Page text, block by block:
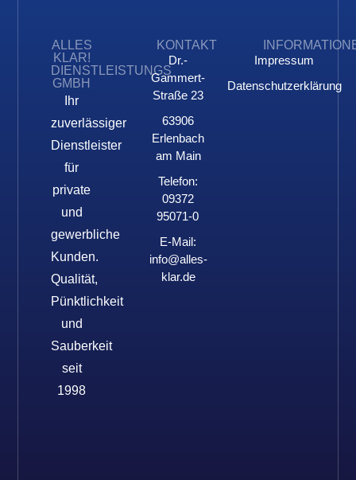
ALLES
KLAR!
DIENSTLEISTUNGS
GMBH
Ihr
zuverlässiger
Dienstleister
für
private
und
gewerbliche
Kunden.
Qualität,
Pünktlichkeit
und
Sauberkeit
seit
1998
KONTAKT
Dr.-
Gammert-
Straße 23
63906
Erlenbach
am Main
Telefon:
09372
95071-0
E-Mail:
info@alles-
klar.de
Impressum
Datenschutzerklärung